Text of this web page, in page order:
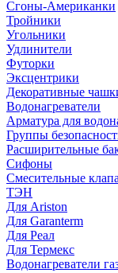
Сгоны-Американки
Тройники
Угольники
Удлинители
Футорки
Эксцентрики
Декоративные
Водонагреватели
Арматура для
Группы
Расширительные
Сифоны
Смесительные
ТЭН
Для Ariston
Для Garanterm
Для Реал
Для Термекс
Водонагреватели